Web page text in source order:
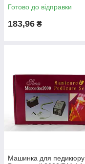
Готово до відправки
183,96 ₴
Машинка для педикюру